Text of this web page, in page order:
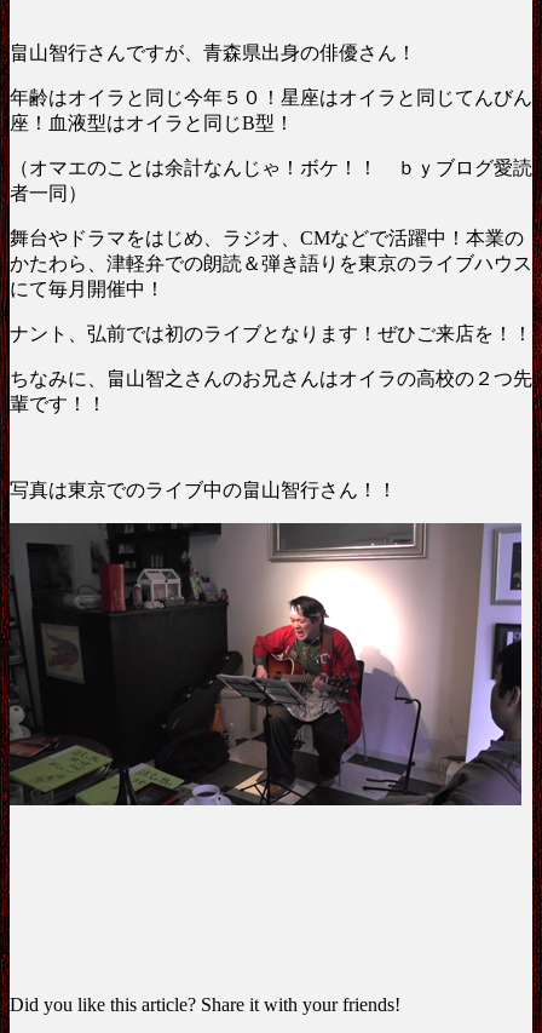
畠山智行さんですが、青森県出身の俳優さん！
年齢はオイラと同じ今年５０！星座はオイラと同じてんびん
座！血液型はオイラと同じB型！
（オマエのことは余計なんじゃ！ボケ！！ ｂｙブログ愛読
者一同）
舞台やドラマをはじめ、ラジオ、CMなどで活躍中！本業の
かたわら、津軽弁での朗読＆弾き語りを東京のライブハウス
にて毎月開催中！
ナント、弘前では初のライブとなります！ぜひご来店を！！
ちなみに、畠山智之さんのお兄さんはオイラの高校の２つ先
輩です！！
写真は東京でのライブ中の畠山智行さん！！
Did you like this article? Share it with your friends!